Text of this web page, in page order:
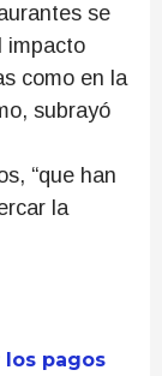
se
impacto
como en la
subrayó
“que han
la
los pagos